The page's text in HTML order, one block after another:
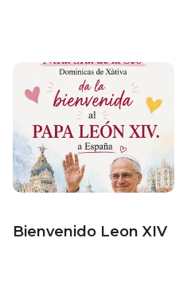
Bienvenido Leon XIV